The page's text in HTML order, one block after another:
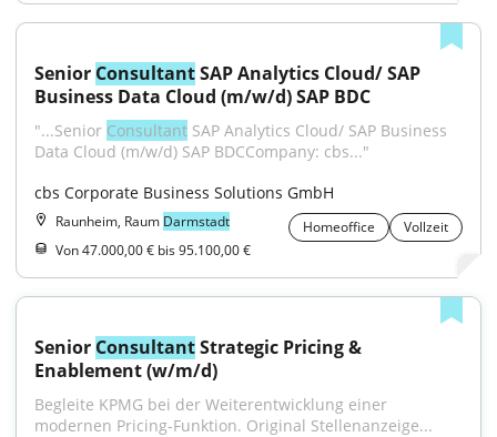
Senior Consultant SAP Analytics Cloud/ SAP
Business Data Cloud (m/w/d) SAP BDC
"...Senior Consultant SAP Analytics Cloud/ SAP Business
Data Cloud (m/w/d) SAP BDCCompany: cbs..."
cbs Corporate Business Solutions GmbH
Raunheim, Raum Darmstadt Homeoffice
Vollzeit
Von 47.000,00 € bis 95.100,00 €
Senior Consultant Strategic Pricing &
Enablement (w/m/d)
Begleite KPMG bei der Weiterentwicklung einer
modernen Pricing-Funktion. Original Stellenanzeige...